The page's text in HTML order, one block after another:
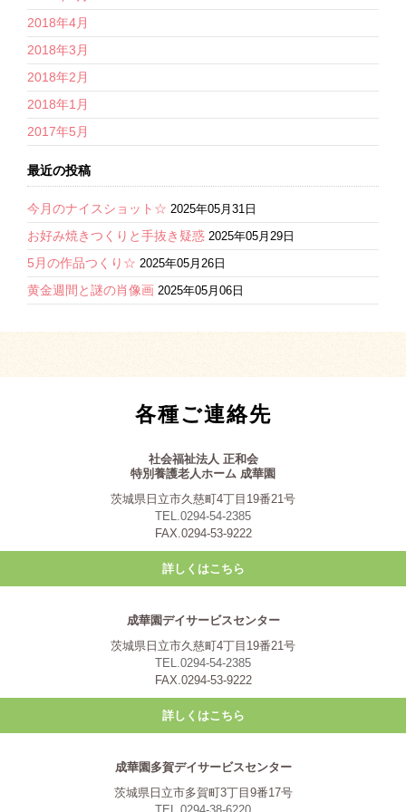
2018年4月
2018年3月
2018年2月
2018年1月
2017年5月
最近の投稿
今月のナイスショット☆ 2025年05月31日
お好み焼きつくりと手抜き疑惑 2025年05月29日
5月の作品つくり☆ 2025年05月26日
黄金週間と謎の肖像画 2025年05月06日
各種ご連絡先
社会福祉法人 正和会
特別養護老人ホーム 成華園
茨城県日立市久慈町4丁目19番21号
TEL.0294-54-2385
FAX.0294-53-9222
詳しくはこちら
成華園デイサービスセンター
茨城県日立市久慈町4丁目19番21号
TEL.0294-54-2385
FAX.0294-53-9222
詳しくはこちら
成華園多賀デイサービスセンター
茨城県日立市多賀町3丁目9番17号